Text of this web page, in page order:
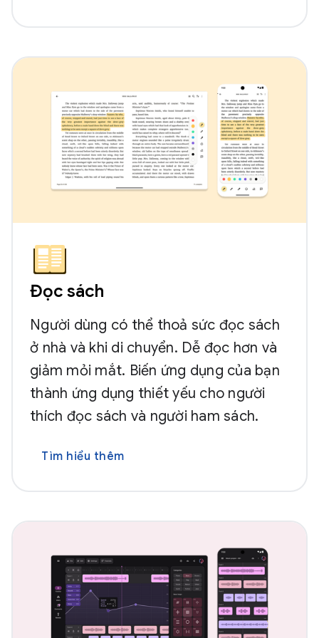
Đọc sách
Người dùng có thể thoả sức đọc sách
ở nhà và khi di chuyển. Dễ đọc hơn và
giảm mỏi mắt. Biến ứng dụng của bạn
thành ứng dụng thiết yếu cho người
thích đọc sách và người ham sách.
Tìm hiểu thêm